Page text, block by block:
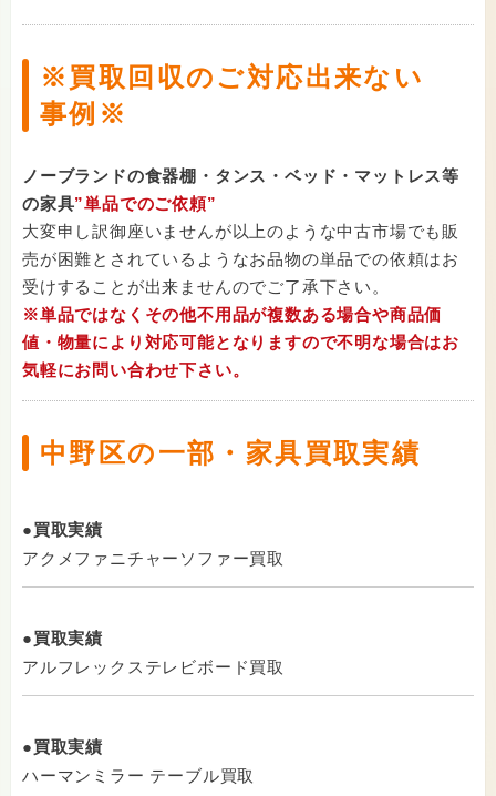
※買取回収のご対応出来ない
事例※
ノーブランドの食器棚・タンス・ベッド・マットレス等
の家具”単品でのご依頼”
大変申し訳御座いませんが以上のような中古市場でも販
売が困難とされているようなお品物の単品での依頼はお
受けすることが出来ませんのでご了承下さい。
※単品ではなくその他不用品が複数ある場合や商品価
値・物量により対応可能となりますので不明な場合はお
気軽にお問い合わせ下さい。
中野区の一部・家具買取実績
●買取実績
アクメファニチャーソファー買取
●買取実績
アルフレックステレビボード買取
●買取実績
ハーマンミラー テーブル買取